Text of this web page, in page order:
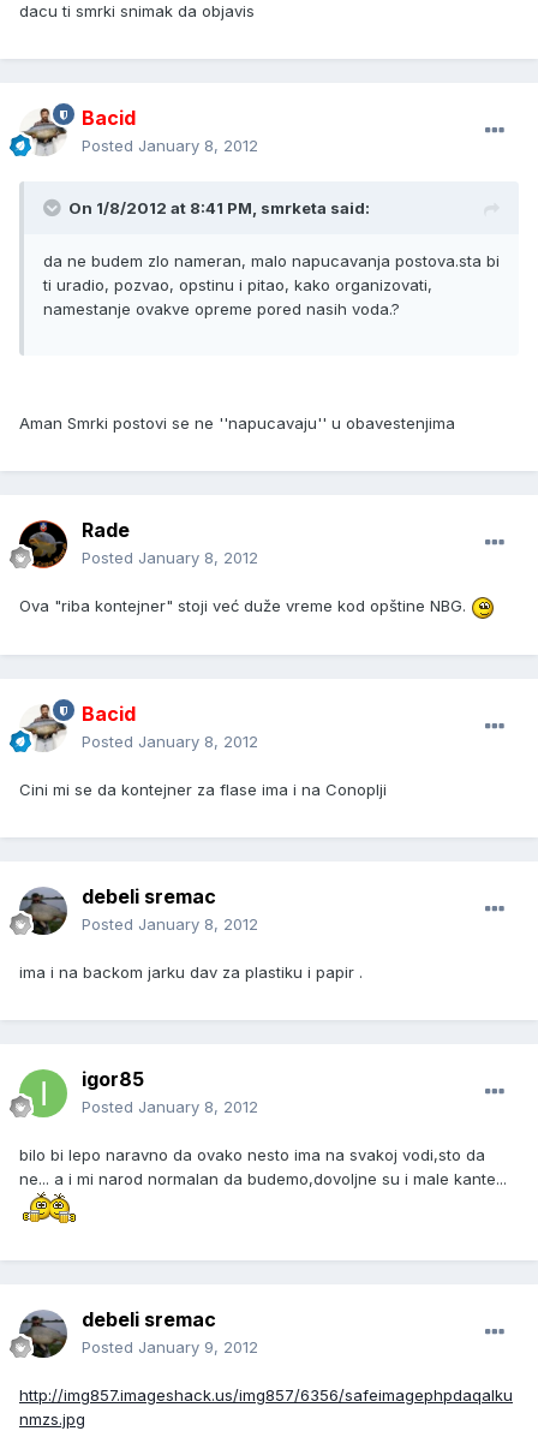
dacu ti smrki snimak da objavis
Bacid
Posted January 8, 2012
On 1/8/2012 at 8:41 PM, smrketa said:
da ne budem zlo nameran, malo napucavanja postova.sta bi
ti uradio, pozvao, opstinu i pitao, kako organizovati,
namestanje ovakve opreme pored nasih voda.?
Aman Smrki postovi se ne ''napucavaju'' u obavestenjima
Rade
Posted January 8, 2012
Ova "riba kontejner" stoji već duže vreme kod opštine NBG.
Bacid
Posted January 8, 2012
Cini mi se da kontejner za flase ima i na Conoplji
debeli sremac
Posted January 8, 2012
ima i na backom jarku dav za plastiku i papir .
igor85
Posted January 8, 2012
bilo bi lepo naravno da ovako nesto ima na svakoj vodi,sto da
ne... a i mi narod normalan da budemo,dovoljne su i male kante...
debeli sremac
Posted January 9, 2012
http://img857.imageshack.us/img857/6356/safeimagephpdaqalku
nmzs.jpg